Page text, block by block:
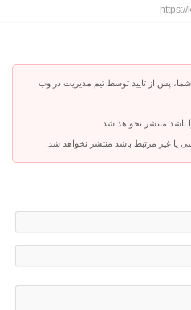
پس از تایید توسط تیم مدیریت در وب
باشد منتشر نخواهد شد.
یا غیر مرتبط باشد منتشر نخواهد شد.